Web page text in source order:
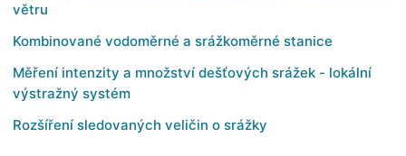
větru
Kombinované vodoměrné a srážkoměrné stanice
Měření intenzity a množství dešťových srážek - lokální
výstražný systém
Rozšíření sledovaných veličin o srážky